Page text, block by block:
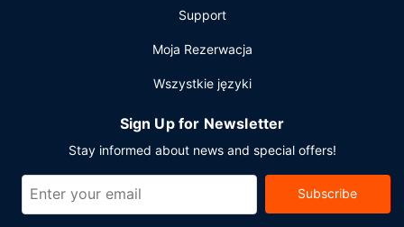
Support
Moja Rezerwacja
Wszystkie języki
Sign Up for Newsletter
Stay informed about news and special offers!
Subscribe